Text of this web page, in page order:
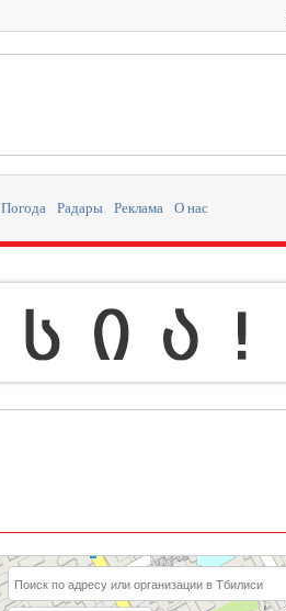
Погода Радары Реклама О нас